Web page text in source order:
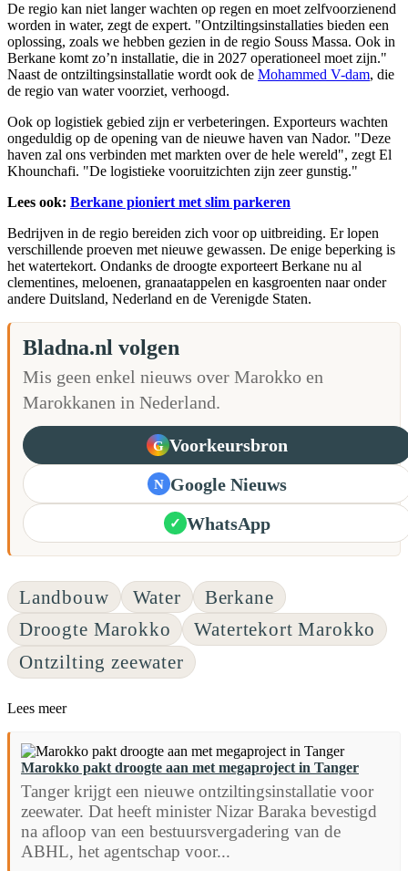
De regio kan niet langer wachten op regen en moet zelfvoorzienend
worden in water, zegt de expert. "Ontziltingsinstallaties bieden een
oplossing, zoals we hebben gezien in de regio Souss Massa. Ook in
Berkane komt zo’n installatie, die in 2027 operationeel moet zijn."
Naast de ontziltingsinstallatie wordt ook de Mohammed V-dam, die
de regio van water voorziet, verhoogd.
Ook op logistiek gebied zijn er verbeteringen. Exporteurs wachten
ongeduldig op de opening van de nieuwe haven van Nador. "Deze
haven zal ons verbinden met markten over de hele wereld", zegt El
Khounchafi. "De logistieke vooruitzichten zijn zeer gunstig."
Lees ook: Berkane pioniert met slim parkeren
Bedrijven in de regio bereiden zich voor op uitbreiding. Er lopen
verschillende proeven met nieuwe gewassen. De enige beperking is
het watertekort. Ondanks de droogte exporteert Berkane nu al
clementines, meloenen, granaatappelen en kasgroenten naar onder
andere Duitsland, Nederland en de Verenigde Staten.
Bladna.nl volgen
Mis geen enkel nieuws over Marokko en
Marokkanen in Nederland.
G Voorkeursbron
N Google Nieuws
✓ WhatsApp
Landbouw Water
Berkane
Droogte Marokko
Watertekort Marokko
Ontzilting zeewater
Lees meer
Marokko pakt droogte aan met megaproject in Tanger
Tanger krijgt een nieuwe ontziltingsinstallatie voor
zeewater. Dat heeft minister Nizar Baraka bevestigd
na afloop van een bestuursvergadering van de
ABHL, het agentschap voor...